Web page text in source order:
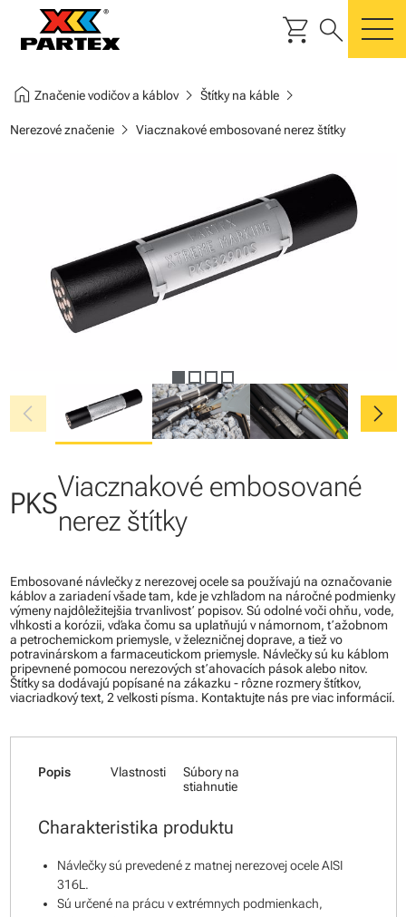
shopping_cart search
home Značenie vodičov a káblovchevron_right Štítky na káblechevron_right
Nerezové značeniechevron_right Viacznakové embosované nerez štítky
chevron_left chevron_right
PKSViacznakové embosované
nerez štítky
Embosované návlečky z nerezovej ocele sa používajú na označovanie
káblov a zariadení všade tam, kde je vzhľadom na náročné podmienky
výmeny najdôležitejšia trvanlivosť popisov. Sú odolné voči ohňu, vode,
vlhkosti a korózii, vďaka čomu sa uplatňujú v námornom, ťažobnom
a petrochemickom priemysle, v železničnej doprave, a tiež vo
potravinárskom a farmaceutickom priemysle. Návlečky sú ku káblom
pripevnené pomocou nerezových sťahovacích pások alebo nitov.
Štítky sa dodávajú popísané na zákazku - rôzne rozmery štítkov,
viacriadkový text, 2 veľkosti písma. Kontaktujte nás pre viac informácií.
Popis Vlastnosti
Súbory na
stiahnutie
Charakteristika produktu
Návlečky sú prevedené z matnej nerezovej ocele AISI
316L.
Sú určené na prácu v extrémnych podmienkach,